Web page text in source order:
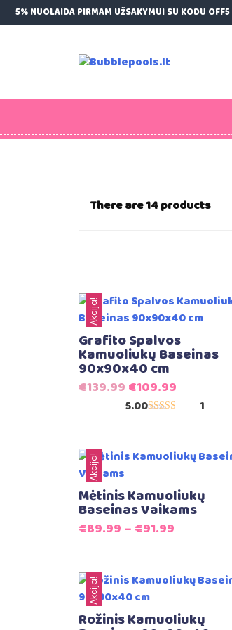
Skip
to
5% NUOLAIDA PIRMAM UŽSAKYMUI SU KODU OFF5
There are 14 products
Akcija!
Grafito Spalvos
Kamuoliukų Baseinas
90x90x40 cm
€139.99Original
price
€109.99
price
5.00 1
Akcija!
Mėtinis Kamuoliukų
Baseinas Vaikams
€89.99 – €91.99
Akcija!
Rožinis Kamuoliukų